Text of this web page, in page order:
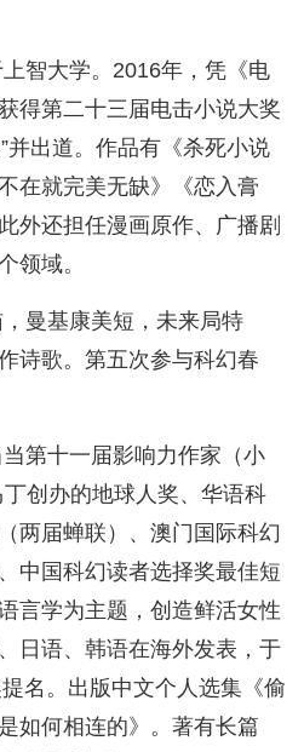
智大学。2016年，凭《电
得第二十三届电击小说大奖
并出道。作品有《杀死小说
在就完美无缺》《恋入膏
外还担任漫画原作、广播剧
领域。
曼基康美短，未来局特
诗歌。第五次参与科幻春
第十一届影响力作家（小
创办的地球人奖、华语科
两届蝉联）、澳门国际科幻
中国科幻读者选择奖最佳短
言学为主题，创造鲜活女性
日语、韩语在海外发表，于
名。出版中文个人选集《偷
如何相连的》。著有长篇